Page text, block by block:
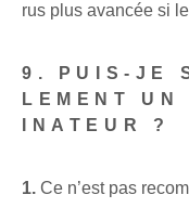
rus plus avancée si
9. PUIS-JE
LEMENT UN
INATEUR ?
1. Ce n’est pas